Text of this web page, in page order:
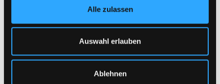
Alle zulassen
Auswahl erlauben
Ablehnen